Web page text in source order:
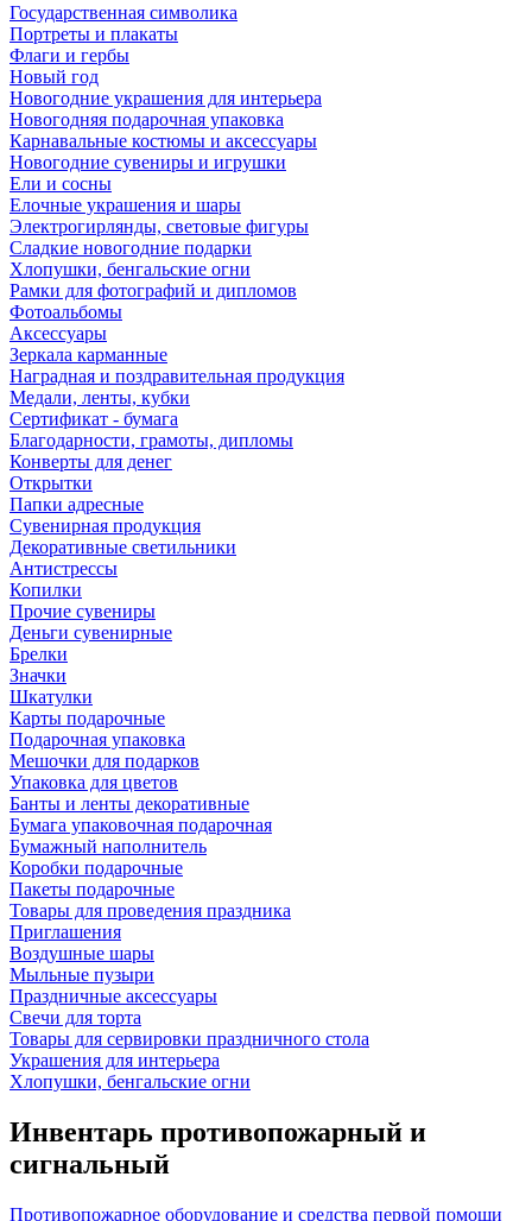
Государственная символика
Портреты и плакаты
Флаги и гербы
Новый год
Новогодние украшения для интерьера
Новогодняя подарочная упаковка
Карнавальные костюмы и аксессуары
Новогодние сувениры и игрушки
Ели и сосны
Елочные украшения и шары
Электрогирлянды, световые фигуры
Сладкие новогодние подарки
Хлопушки, бенгальские огни
Рамки для фотографий и дипломов
Фотоальбомы
Аксессуары
Зеркала карманные
Наградная и поздравительная продукция
Медали, ленты, кубки
Сертификат - бумага
Благодарности, грамоты, дипломы
Конверты для денег
Открытки
Папки адресные
Сувенирная продукция
Декоративные светильники
Антистрессы
Копилки
Прочие сувениры
Деньги сувенирные
Брелки
Значки
Шкатулки
Карты подарочные
Подарочная упаковка
Мешочки для подарков
Упаковка для цветов
Банты и ленты декоративные
Бумага упаковочная подарочная
Бумажный наполнитель
Коробки подарочные
Пакеты подарочные
Товары для проведения праздника
Приглашения
Воздушные шары
Мыльные пузыри
Праздничные аксессуары
Свечи для торта
Товары для сервировки праздничного стола
Украшения для интерьера
Хлопушки, бенгальские огни
Инвентарь противопожарный и
сигнальный
Противопожарное оборудование и средства первой помощи